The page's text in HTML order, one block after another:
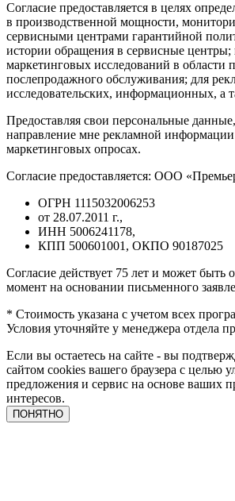
Согласие предоставляется в целях
в производственной мощности,
сервисными центрами гарантийной
истории обращения в сервисные центры;
маркетинговых исследований в области
послепродажного обслуживания; для
исследовательских, информационных, а
Предоставляя свои персональные
направление мне рекламной информации
маркетинговых опросах.
Согласие предоставляется: ООО
ОГРН 1115032006253
от 28.07.2011 г.,
ИНН 5006241178,
КПП 500601001, ОКПО 90187025
Согласие действует 75 лет и может быть
момент на основании письменного
* Стоимость указана с учетом всех
Условия уточняйте у менеджера отдела
Если вы остаетесь на сайте - вы
сайтом cookies вашего браузера с целью
предложения и сервис на основе ваших
интересов.
ПОНЯТНО